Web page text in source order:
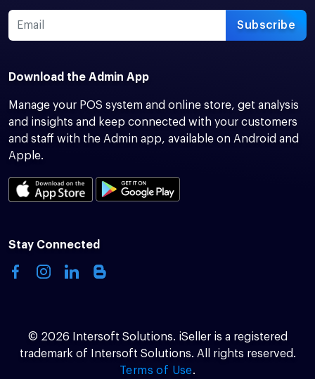
Subscribe
Download the Admin App
Manage your POS system and online store, get analysis
and insights and keep connected with your customers
and staff with the Admin app, available on Android and
Apple.
Stay Connected
© 2026 Intersoft Solutions. iSeller is a registered
trademark of Intersoft Solutions. All rights reserved.
Terms of Use.